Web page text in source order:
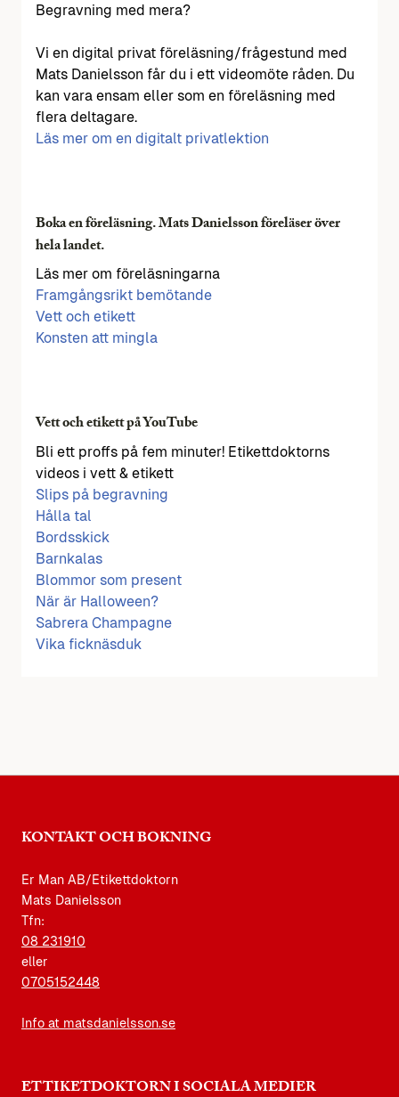
Begravning med mera?
Vi en digital privat föreläsning/frågestund med
Mats Danielsson får du i ett videomöte råden. Du
kan vara ensam eller som en föreläsning med
flera deltagare.
Läs mer om en digitalt privatlektion
Boka en föreläsning. Mats Danielsson föreläser över
hela landet.
Läs mer om föreläsningarna
Framgångsrikt bemötande
Vett och etikett
Konsten att mingla
Vett och etikett på YouTube
Bli ett proffs på fem minuter! Etikettdoktorns
videos i vett & etikett
Slips på begravning
Hålla tal
Bordsskick
Barnkalas
Blommor som present
När är Halloween?
Sabrera Champagne
Vika ficknäsduk
KONTAKT OCH BOKNING
Er Man AB/Etikettdoktorn
Mats Danielsson
Tfn:
08 231910
eller
0705152448
Info at matsdanielsson.se
ETTIKETDOKTORN I SOCIALA MEDIER